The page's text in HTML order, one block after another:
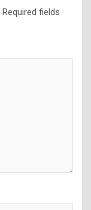
Required fields